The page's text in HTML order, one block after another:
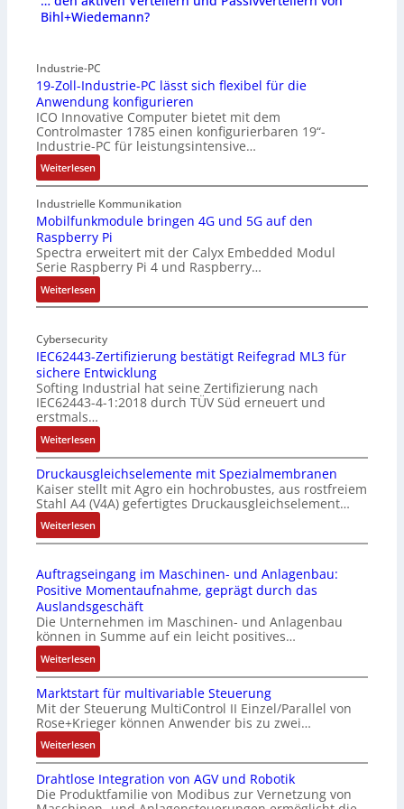
Bihl+Wiedemann?
Industrie-PC
19-Zoll-Industrie-PC lässt sich flexibel für die
Anwendung konfigurieren
ICO Innovative Computer bietet mit dem
Controlmaster 1785 einen konfigurierbaren 19“-
Industrie-PC für leistungsintensive…
Weiterlesen:
1
9
-
Z
o
l
l
-
n
d
u
s
t
r
i
e
-
P
C
l
ä
s
t
s
i
c
h
f
l
e
x
i
b
e
l
Industrielle Kommunikation
Mobilfunkmodule bringen 4G und 5G auf den
Raspberry Pi
Spectra erweitert mit der Calyx Embedded Modul
Serie Raspberry Pi 4 und Raspberry…
Weiterlesen:
M
b
i
l
f
u
n
k
m
o
d
u
l
e
r
i
n
g
e
n
4
G
u
n
d
5
G
a
Cybersecurity
IEC62443-Zertifizierung bestätigt Reifegrad ML3 für
sichere Entwicklung
Softing Industrial hat seine Zertifizierung nach
IEC62443-4-1:2018 durch TÜV Süd erneuert und
erstmals…
Weiterlesen:
I
E
6
2
4
3
-
Z
e
r
t
i
f
i
z
i
e
u
Druckausgleichselemente mit Spezialmembranen
Kaiser stellt mit Agro ein hochrobustes, aus rostfreiem
Stahl A4 (V4A) gefertigtes Druckausgleichselement…
Weiterlesen:
D
u
c
k
a
u
s
g
l
e
i
c
h
e
Auftragseingang im Maschinen- und Anlagenbau:
Positive Momentaufnahme, geprägt durch das
Auslandsgeschäft
Die Unternehmen im Maschinen- und Anlagenbau
können in Summe auf ein leicht positives…
Weiterlesen:
A
u
f
t
r
a
g
s
Marktstart für multivariable Steuerung
Mit der Steuerung MultiControl II Einzel/Parallel von
Rose+Krieger können Anwender bis zu zwei…
Weiterlesen:
M
a
r
Drahtlose Integration von AGV und Robotik
Die Produktfamilie von Modibus zur Vernetzung von